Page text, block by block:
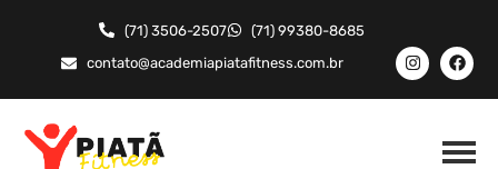
(71) 3506-2507
(71) 99380-8685
contato@academiapiatafitness.com.br